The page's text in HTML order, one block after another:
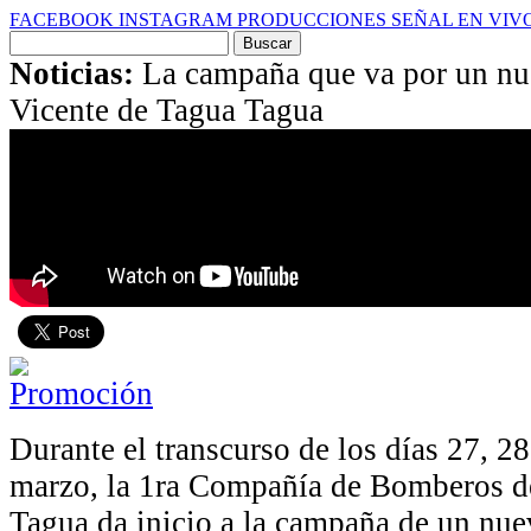
FACEBOOK INSTAGRAM PRODUCCIONES SEÑAL EN
por:
Noticias: La campaña que va por un
Vicente de Tagua Tagua
Durante el transcurso de los días 27,
marzo, la 1ra Compañía de Bomberos
Tagua da inicio a la campaña de un